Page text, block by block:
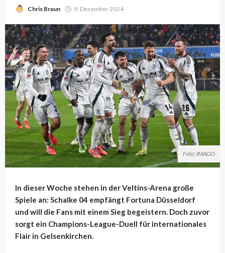
Chris Braun 9. Dezember 2024
Foto: IMAGO
In dieser Woche stehen in der Veltins-Arena große
Spiele an: Schalke 04 empfängt Fortuna Düsseldorf
und will die Fans mit einem Sieg begeistern. Doch zuvor
sorgt ein Champions-League-Duell für internationales
Flair in Gelsenkirchen.